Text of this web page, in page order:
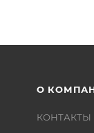
О
КОНТАКТЫ